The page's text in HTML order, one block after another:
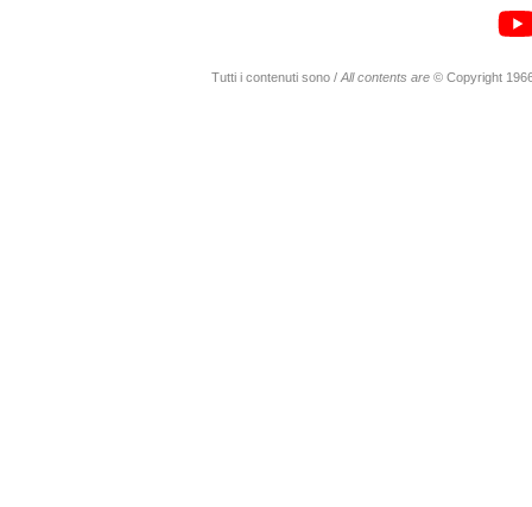
Tutti i contenuti sono / All contents are © Copyright